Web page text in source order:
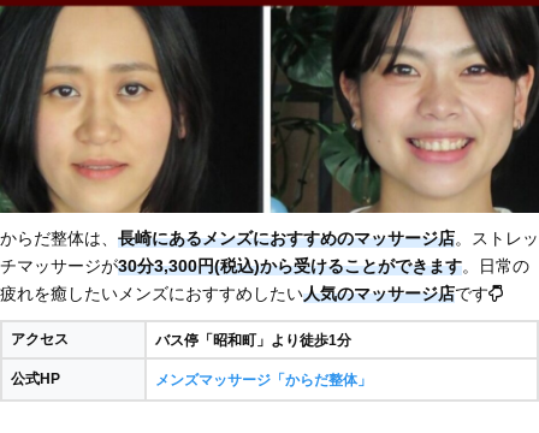
からだ整体は、 長崎にあるメンズにおすすめのマッサージ店。ストレッ
チマッサージが30分3,300円(税込)から受けることができます。日常の
疲れを癒したいメンズにおすすめしたい人気のマッサージ店です
アクセス バス停「昭和町」より徒歩1分
公式HP メンズマッサージ「からだ整体」